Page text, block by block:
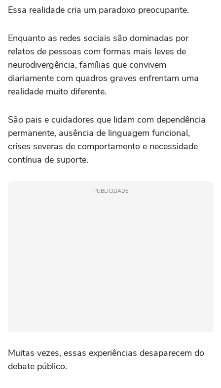
Essa realidade cria um paradoxo preocupante.
Enquanto as redes sociais são dominadas por
relatos de pessoas com formas mais leves de
neurodivergência, famílias que convivem
diariamente com quadros graves enfrentam uma
realidade muito diferente.
São pais e cuidadores que lidam com dependência
permanente, ausência de linguagem funcional,
crises severas de comportamento e necessidade
contínua de suporte.
PUBLICIDADE
Muitas vezes, essas experiências desaparecem do
debate público.